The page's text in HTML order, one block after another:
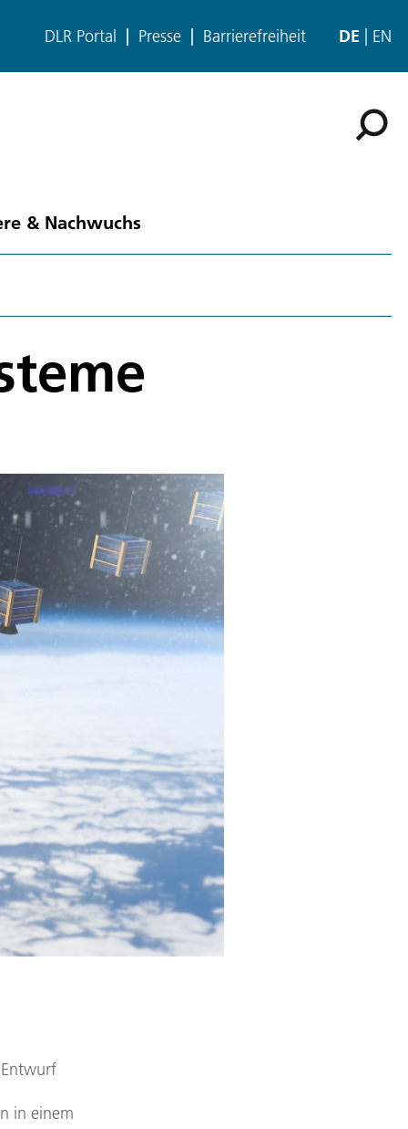
DLR Portal Presse Barrierefreiheit DE EN
& Nachwuchs
in einem